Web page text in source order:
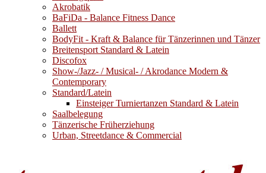
Akrobatik
BaFiDa - Balance Fitness Dance
Ballett
BodyFit - Kraft & Balance für Tänzerinnen und Tänzer
Breitensport Standard & Latein
Discofox
Show-/Jazz- / Musical- / Akrodance Modern &
Contemporary
Standard/Latein
Einsteiger Turniertanzen Standard & Latein
Saalbelegung
Tänzerische Früherziehung
Urban, Streetdance & Commercial